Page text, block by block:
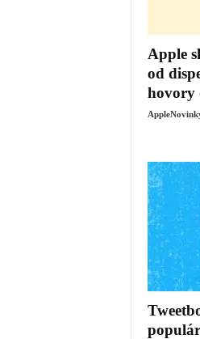
Apple
od
hovory